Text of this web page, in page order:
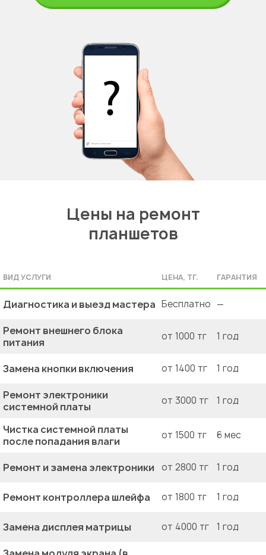
Цены на ремонт
планшетов
ВИД УСЛУГИ ЦЕНА, ТГ. ГАРАНТИЯ
Диагностика и выезд мастера Бесплатно —
Ремонт внешнего блока
питания
от 1000 тг 1 год
Замена кнопки включения от 1400 тг 1 год
Ремонт электроники
системной платы
от 3000 тг 1 год
Чистка системной платы
после попадания влаги
от 1500 тг 6 мес
Ремонт и замена электроники от 2800 тг 1 год
Ремонт контроллера шлейфа от 1800 тг 1 год
Замена дисплея матрицы от 4000 тг 1 год